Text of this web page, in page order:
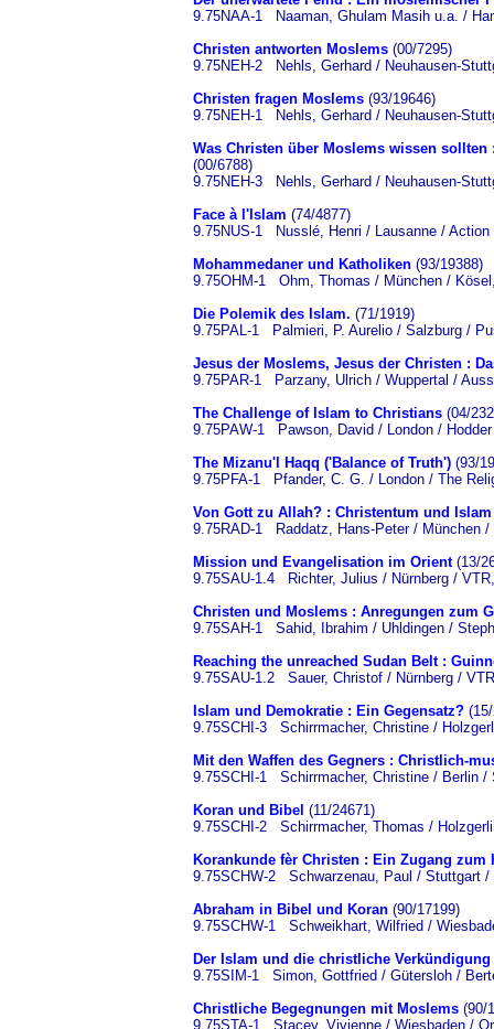
9.75NAA-1 Naaman, Ghulam Masih u.a. /
Christen antworten Moslems (00/7295)
9.75NEH-2 Nehls, Gerhard / Neuhausen-
Christen fragen Moslems (93/19646)
9.75NEH-1 Nehls, Gerhard / Neuhausen-
Was Christen über Moslems wissen
(00/6788)
9.75NEH-3 Nehls, Gerhard / Neuhausen-
Face à l'Islam (74/4877)
9.75NUS-1 Nusslé, Henri / Lausanne / Action
Mohammedaner und Katholiken (93/19388)
9.75OHM-1 Ohm, Thomas / München /
Die Polemik des Islam. (71/1919)
9.75PAL-1 Palmieri, P. Aurelio / Salzburg /
Jesus der Moslems, Jesus der Christen :
9.75PAR-1 Parzany, Ulrich / Wuppertal /
The Challenge of Islam to Christians (04/
9.75PAW-1 Pawson, David / London /
The Mizanu'l Haqq ('Balance of Truth') (93/
9.75PFA-1 Pfander, C. G. / London / The
Von Gott zu Allah? : Christentum und
9.75RAD-1 Raddatz, Hans-Peter / München /
Mission und Evangelisation im Orient(13/
9.75SAU-1.4 Richter, Julius / Nürnberg /
Christen und Moslems : Anregungen zum
9.75SAH-1 Sahid, Ibrahim / Uhldingen /
Reaching the unreached Sudan Belt :
9.75SAU-1.2 Sauer, Christof / Nürnberg /
Islam und Demokratie : Ein Gegensatz?
9.75SCHI-3 Schirrmacher, Christine /
Mit den Waffen des Gegners : Christlich-
9.75SCHI-1 Schirrmacher, Christine / Berlin /
Koran und Bibel (11/24671)
9.75SCHI-2 Schirrmacher, Thomas /
Korankunde fèr Christen : Ein Zugang
9.75SCHW-2 Schwarzenau, Paul / Stuttgart /
Abraham in Bibel und Koran (90/17199)
9.75SCHW-1 Schweikhart, Wilfried /
Der Islam und die christliche
9.75SIM-1 Simon, Gottfried / Gütersloh /
Christliche Begegnungen mit Moslems (90/
9.75STA-1 Stacey, Vivienne / Wiesbaden /